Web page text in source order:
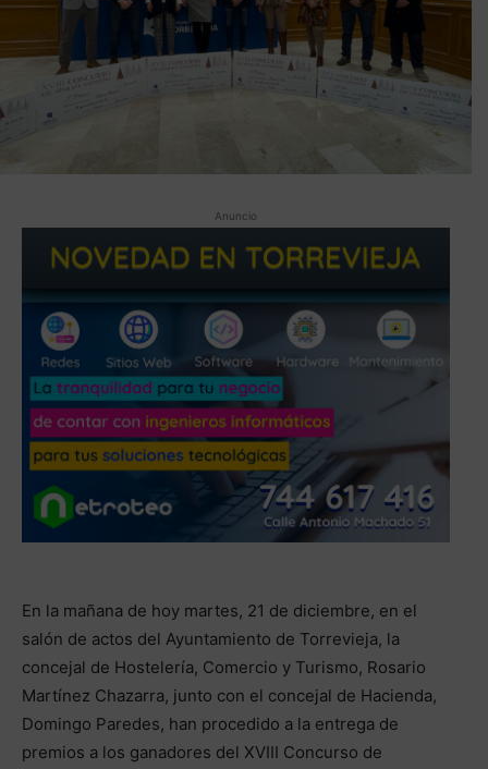
Anuncio
En la mañana de hoy martes, 21 de diciembre, en el
salón de actos del Ayuntamiento de Torrevieja, la
concejal de Hostelería, Comercio y Turismo, Rosario
Martínez Chazarra, junto con el concejal de Hacienda,
Domingo Paredes, han procedido a la entrega de
premios a los ganadores del XVIII Concurso de